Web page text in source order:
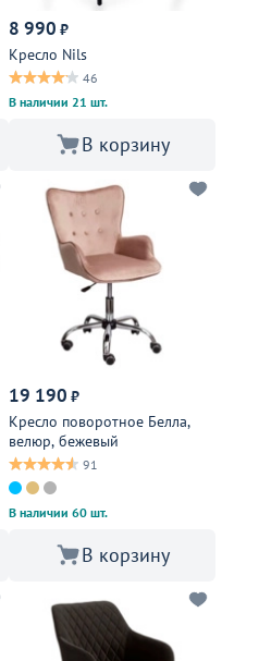
8 990 ₽
Кресло Nils
46
В наличии 21 шт.
В корзину
19 190 ₽
Кресло поворотное Белла,
велюр, бежевый
91
В наличии 60 шт.
В корзину